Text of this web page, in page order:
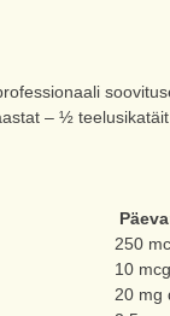
– ½
250
10 mcg
20 mg